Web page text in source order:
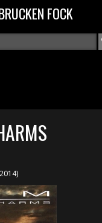
inhoud gaanFOCK
HOME
CURRICULUM
INTERVIEWS